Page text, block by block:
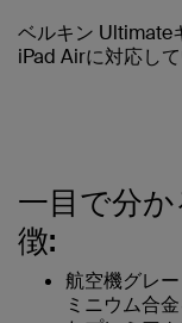
ベルキン Ultimate
iPad Airに対応して
一目で分
徴:
航空機グレ
ミニウム合